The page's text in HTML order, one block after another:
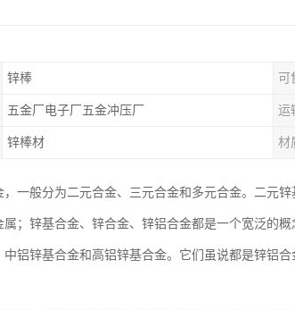
锌棒 可
五金厂电子厂五金冲压厂 运
锌棒材 材
一般分为二元合金、三元合金和多元合金。二元
；锌基合金、锌合金、锌铝合金都是一个宽泛的
铝锌基合金和高铝锌基合金。它们虽说都是锌铝合